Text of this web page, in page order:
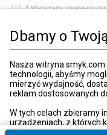
Dbamy o
Nasza witryna
technologii, abyśmy
mierzyć wydajność,
reklam dostosowanych
W tych celach zbieramy
urządzeniach, z których
do prawidłowego
*Wyrażam zgodę na
elektronicznej (e-mail).
W każdej chwili
Kraj i język: Polska